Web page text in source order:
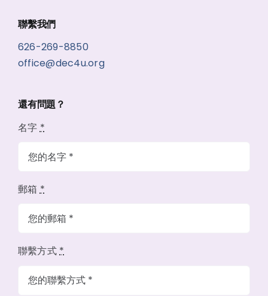
聯繫我們
626-269-8850
office@dec4u.org
還有問題？
名字*
郵箱*
聯繫方式*